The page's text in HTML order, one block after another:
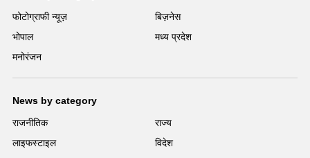
फोटोग्राफी न्यूज़
बिज़नेस
भोपाल
मध्य प्रदेश
मनोरंजन
News by category
राजनीतिक
राज्य
लाइफस्टाइल
विदेश